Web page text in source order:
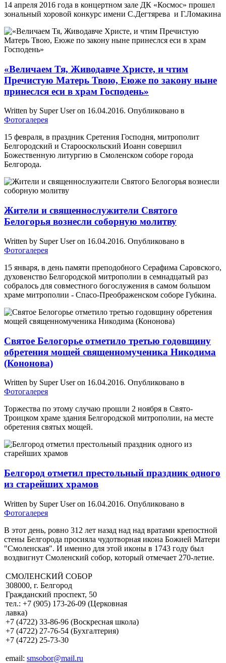
14 апреля 2016 года в концертном зале ДК «Космос» прошел
зональный хоровой конкурс имени С.Дегтярева и Г.Ломакина
«Величаем Тя, Живодавче Христе, и чтим
Пречистую Матерь Твою, Еюже по закону ныне
принеслся еси в храм Господень»
Written by Super User on 16.04.2016. Опубликовано в
Фотогалерея
15 февраля, в праздник Сретения Господня, митрополит
Белгородский и Старооскольский Иоанн совершил
Божественную литургию в Смоленском соборе города
Белгорода.
Жители и священнослужители Святого
Белогорья вознесли соборную молитву
Written by Super User on 16.04.2016. Опубликовано в
Фотогалерея
15 января, в день памяти преподобного Серафима Саровского,
духовенство Белгородской митрополии в семнадцатый раз
собралось для совместного богослужения в самом большом
храме митрополии - Спасо-Преображенском соборе Губкина.
Святое Белогорье отметило третью годовщину
обретения мощей священномученика Никодима
(Кононова)
Written by Super User on 16.04.2016. Опубликовано в
Фотогалерея
Торжества по этому случаю прошли 2 ноября в Свято-
Троицком храме здания Белгородской митрополии, на месте
обретения святых мощей.
Белгород отметил престольный праздник одного
из старейших храмов
Written by Super User on 16.04.2016. Опубликовано в
Фотогалерея
В этот день, ровно 312 лет назад над над вратами крепостной
стены Белгорода просияла чудотворная икона Божией Матери
"Смоленская". И именно для этой иконы в 1743 году был
воздвигнут Смоленский собор, который отмечает 270-летие.
СМОЛЕНСКИЙ СОБОР
308000, г. Белгород
Гражданский проспект, 50
тел.: +7 (905) 173-26-09 (Церковная
лавка)
+7 (4722) 33-86-96 (Воскресная школа)
+7 (4722) 27-76-54 (Бухгалтерия)
+7 (4722) 25-73-30
email: smsobor@mail.ru